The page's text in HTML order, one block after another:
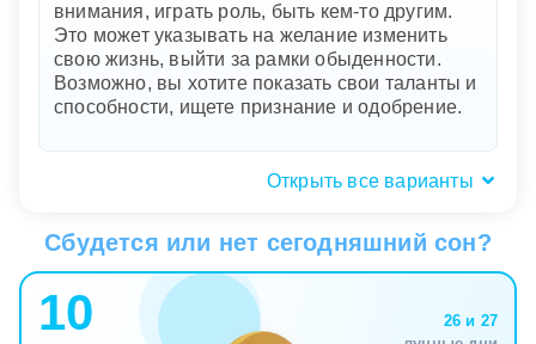
внимания, играть роль, быть кем-то другим.
Это может указывать на желание изменить
свою жизнь, выйти за рамки обыденности.
Возможно, вы хотите показать свои таланты и
способности, ищете признание и одобрение.
Открыть все варианты
Встреча с актером во сне символизирует
желание выразить свои эмоции и чувства,
быть в центре внимания или скрыть свою
настоящую личность. Такой сон может также
Сбудется или нет сегодняшний сон?
10
26 и 27